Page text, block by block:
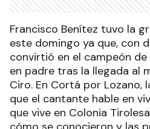
Francisco Benítez tuvo la
este domingo ya que, con
convirtió en el campeón de
en padre tras la llegada al
Ciro. En Cortá por Lozano,
que el cantante hable en
que vive en Colonia